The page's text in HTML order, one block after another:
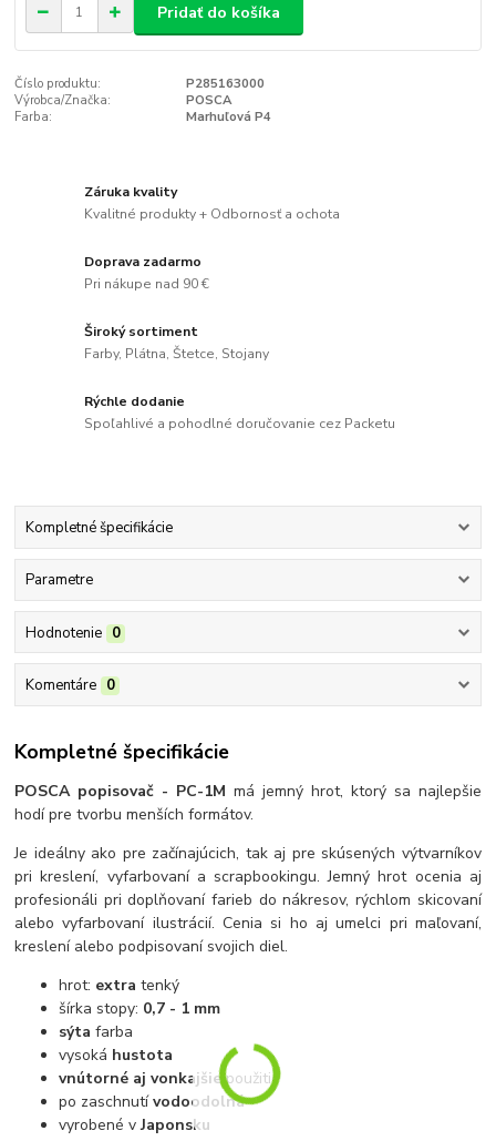
Pridať do košíka
Číslo produktu:
P285163000
Výrobca/Značka:
POSCA
Farba:
Marhuľová P4
Záruka kvality
Kvalitné produkty + Odbornosť a ochota
Doprava zadarmo
Pri nákupe nad 90 €
Široký sortiment
Farby, Plátna, Štetce, Stojany
Rýchle dodanie
Spoľahlivé a pohodlné doručovanie cez Packetu
Kompletné špecifikácie
Parametre
Hodnotenie 0
Komentáre 0
Kompletné špecifikácie
POSCA popisovač - PC-1M má jemný hrot, ktorý sa najlepšie
hodí pre tvorbu menších formátov.
Je ideálny ako pre začínajúcich, tak aj pre skúsených výtvarníkov
pri kreslení, vyfarbovaní a scrapbookingu. Jemný hrot ocenia aj
profesionáli pri doplňovaní farieb do nákresov, rýchlom skicovaní
alebo vyfarbovaní ilustrácií. Cenia si ho aj umelci pri maľovaní,
kreslení alebo podpisovaní svojich diel.
hrot: extratenký
šírka stopy: 0,7 - 1 mm
sýtafarba
vysoká hustota
vnútorné aj vonkajšiepoužitie
po zaschnutívodoodolná
vyrobené vJaponsku